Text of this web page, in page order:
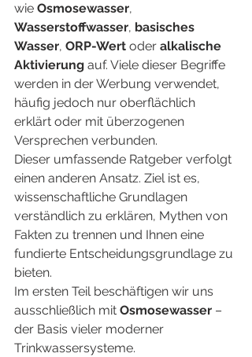
wie Osmosewasser,
Wasserstoffwasser, basisches
Wasser, ORP-Wert oder alkalische
Aktivierung auf. Viele dieser Begriffe
werden in der Werbung verwendet,
häufig jedoch nur oberflächlich
erklärt oder mit überzogenen
Versprechen verbunden.
Dieser umfassende Ratgeber verfolgt
einen anderen Ansatz. Ziel ist es,
wissenschaftliche Grundlagen
verständlich zu erklären, Mythen von
Fakten zu trennen und Ihnen eine
fundierte Entscheidungsgrundlage zu
bieten.
Im ersten Teil beschäftigen wir uns
ausschließlich mit Osmosewasser –
der Basis vieler moderner
Trinkwassersysteme.